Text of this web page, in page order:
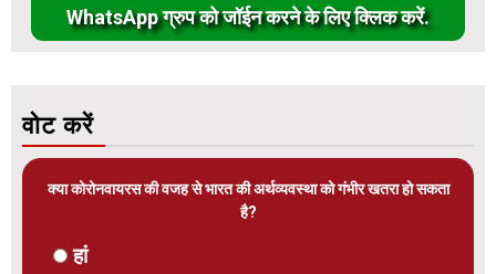
WhatsApp ग्रुप को जॉईन करने के लिए क्लिक करें.
वोट करें
क्या कोरोनवायरस की वजह से भारत की अर्थव्यवस्था को गंभीर खतरा हो सकता
है?
हां